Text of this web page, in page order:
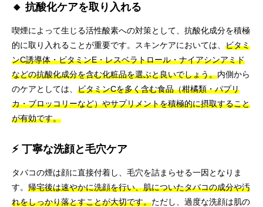
🔸 抗酸化ケアを取り入れる
喫煙によって生じる活性酸素への対策として、抗酸化成分を積極
的に取り入れることが重要です。スキンケアにおいては、 ビタミ
ンC誘導体・ビタミンE・レスベラトロール・ナイアシンアミド
などの抗酸化成分を含む化粧品を選ぶと良いでしょう。内側から
のケアとしては、 ビタミンCを多く含む食品（柑橘類・パプリ
カ・ブロッコリーなど）やサプリメントを積極的に摂取すること
が有効です。
⚡ 丁寧な洗顔と毛穴ケア
タバコの煙は顔に直接付着し、毛穴を詰まらせる一因となりま
す。 帰宅後は速やかに洗顔を行い、肌についたタバコの成分や汚
れをしっかり落とすことが大切です。ただし、過度な洗顔は肌の